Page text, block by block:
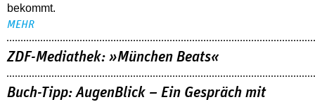
bekommt.
MEHR
ZDF-Mediathek: »München Beats«
Buch-Tipp: AugenBlick – Ein Gespräch mit